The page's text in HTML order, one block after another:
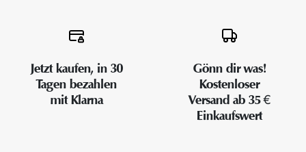
Jetzt kaufen, in 30
Tagen bezahlen
mit Klarna
Gönn dir was!
Kostenloser
Versand ab 35 €
Einkaufswert